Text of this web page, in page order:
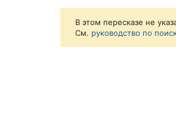
В этом пересказе не
См. руководство по